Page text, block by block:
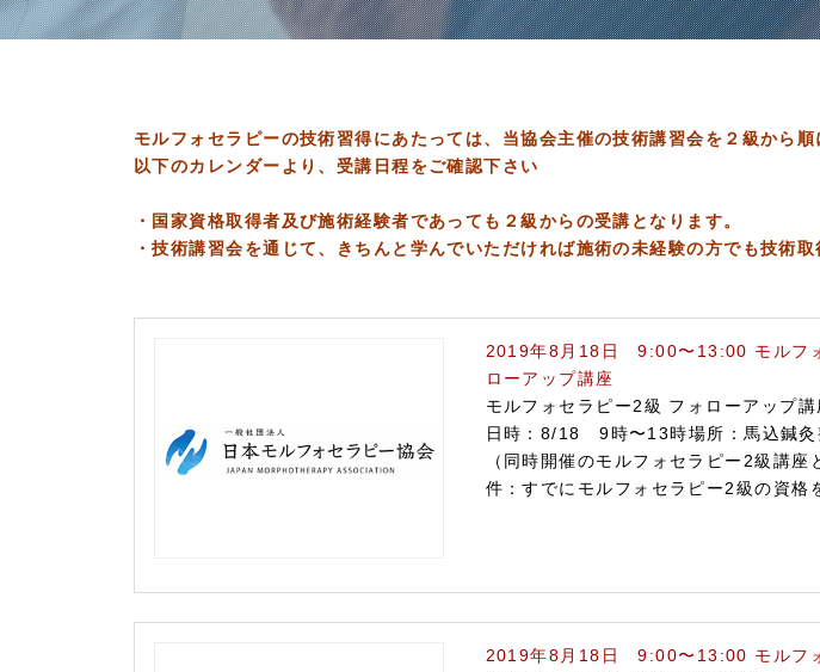
モルフォセラピーの技術習得にあたっては、当協会主催の技術講習会を２級から順
以下のカレンダーより、受講日程をご確認下さい
・国家資格取得者及び施術経験者であっても２級からの受講となります。
・技術講習会を通じて、きちんと学んでいただければ施術の未経験の方でも技術取
2019年 8月18日 9:00〜13:00 モルフ
ローアップ講座
モルフォセラピー2級 フォローアップ講
日時：8/18 9時〜13時場所：馬込鍼灸
（同時開催のモルフォセラピー2級講座
件：すでにモルフォセラピー2級の資
2019年 8月18日 9:00〜13:00 モルフ